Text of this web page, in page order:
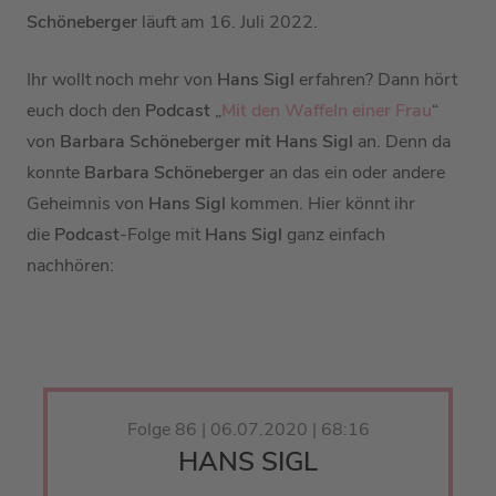
Schöneberger läuft am 16. Juli 2022.
Ihr wollt noch mehr von Hans Sigl erfahren? Dann hört
euch doch den Podcast „Mit den Waffeln einer Frau“
von Barbara Schöneberger mit Hans Sigl an. Denn da
konnte Barbara Schöneberger an das ein oder andere
Geheimnis von Hans Sigl kommen. Hier könnt ihr
die Podcast-Folge mit Hans Sigl ganz einfach
nachhören:
Folge 86 | 06.07.2020 | 68:16
HANS SIGL